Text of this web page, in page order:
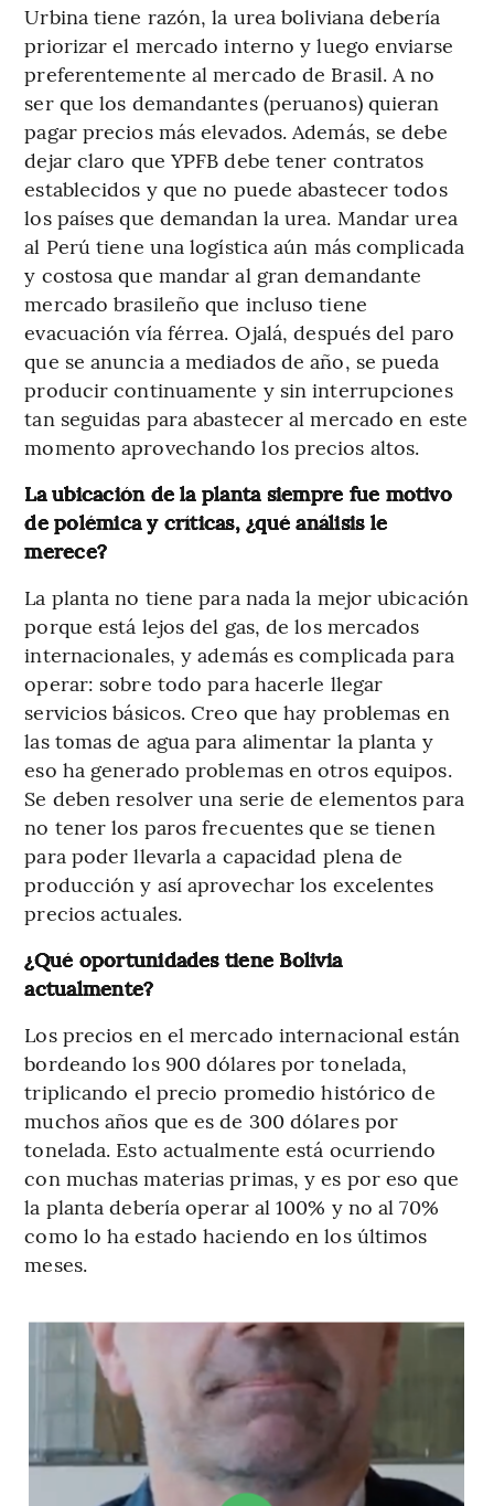
Urbina tiene razón, la urea boliviana debería
priorizar el mercado interno y luego enviarse
preferentemente al mercado de Brasil. A no
ser que los demandantes (peruanos) quieran
pagar precios más elevados. Además, se debe
dejar claro que YPFB debe tener contratos
establecidos y que no puede abastecer todos
los países que demandan la urea. Mandar urea
al Perú tiene una logística aún más complicada
y costosa que mandar al gran demandante
mercado brasileño que incluso tiene
evacuación vía férrea. Ojalá, después del paro
que se anuncia a mediados de año, se pueda
producir continuamente y sin interrupciones
tan seguidas para abastecer al mercado en este
momento aprovechando los precios altos.
La ubicación de la planta siempre fue motivo
de polémica y críticas, ¿qué análisis le
merece?
La planta no tiene para nada la mejor ubicación
porque está lejos del gas, de los mercados
internacionales, y además es complicada para
operar: sobre todo para hacerle llegar
servicios básicos. Creo que hay problemas en
las tomas de agua para alimentar la planta y
eso ha generado problemas en otros equipos.
Se deben resolver una serie de elementos para
no tener los paros frecuentes que se tienen
para poder llevarla a capacidad plena de
producción y así aprovechar los excelentes
precios actuales.
¿Qué oportunidades tiene Bolivia
actualmente?
Los precios en el mercado internacional están
bordeando los 900 dólares por tonelada,
triplicando el precio promedio histórico de
muchos años que es de 300 dólares por
tonelada. Esto actualmente está ocurriendo
con muchas materias primas, y es por eso que
la planta debería operar al 100% y no al 70%
como lo ha estado haciendo en los últimos
meses.